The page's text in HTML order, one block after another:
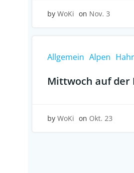
by WoKi on Nov. 3
Allgemein Alpen
Mittwoch auf der
by WoKi on Okt. 23